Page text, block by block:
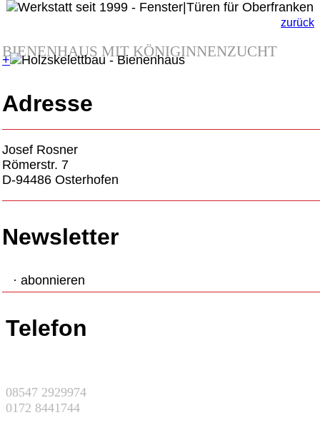
zurück
BIENENHAUS MIT KÖNIGINNENZUCHT
+
Adresse
Josef Rosner
Römerstr. 7
D-94486 Osterhofen
Newsletter
· abonnieren
Telefon
08547 2929974
0172 8441744